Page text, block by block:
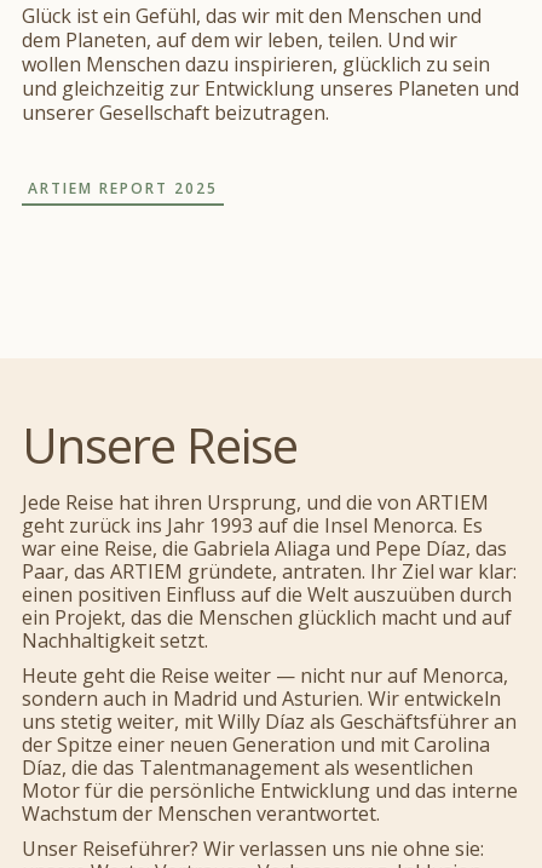
Glück ist ein Gefühl, das wir mit den Menschen und
dem Planeten, auf dem wir leben, teilen. Und wir
wollen Menschen dazu inspirieren, glücklich zu sein
und gleichzeitig zur Entwicklung unseres Planeten und
unserer Gesellschaft beizutragen.
ARTIEM REPORT 2025
Unsere Reise
Jede Reise hat ihren Ursprung, und die von ARTIEM
geht zurück ins Jahr 1993 auf die Insel Menorca. Es
war eine Reise, die Gabriela Aliaga und Pepe Díaz, das
Paar, das ARTIEM gründete, antraten. Ihr Ziel war klar:
einen positiven Einfluss auf die Welt auszuüben durch
ein Projekt, das die Menschen glücklich macht und auf
Nachhaltigkeit setzt.
Heute geht die Reise weiter — nicht nur auf Menorca,
sondern auch in Madrid und Asturien. Wir entwickeln
uns stetig weiter, mit Willy Díaz als Geschäftsführer an
der Spitze einer neuen Generation und mit Carolina
Díaz, die das Talentmanagement als wesentlichen
Motor für die persönliche Entwicklung und das interne
Wachstum der Menschen verantwortet.
Unser Reiseführer? Wir verlassen uns nie ohne sie: